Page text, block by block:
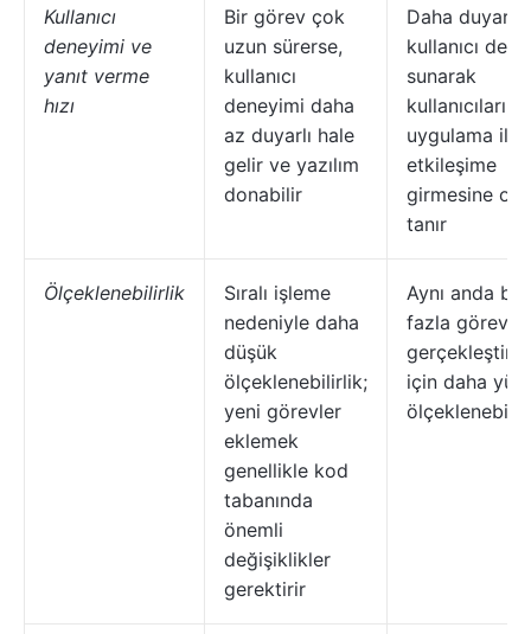
Kullanıcı
deneyimi ve
yanıt verme
hızı
Bir görev çok
uzun sürerse,
kullanıcı
deneyimi daha
az duyarlı hale
gelir ve yazılım
donabilir
Daha duyarlı
kullanıcı
sunarak
kullanıcıların
uygulama ile
etkileşime
girmesine
tanır
Ölçeklenebilirlik
Sıralı işleme
nedeniyle daha
düşük
ölçeklenebilirlik;
yeni görevler
eklemek
genellikle kod
tabanında
önemli
değişiklikler
gerektirir
Aynı anda
fazla görevi
için daha